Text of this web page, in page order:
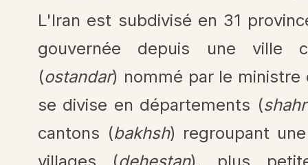
L'Iran est subdivisé en 31
gouvernée depuis une ville
(ostandar) nommé par le ministre
se divise en départements (
cantons (bakhsh) regroupant
villages (dehestan), plus